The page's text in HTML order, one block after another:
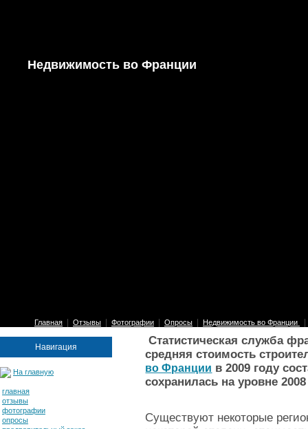
Недвижимость во Франции
Главная Отзывы Фотографии Опросы Недвижимость во Франции
Навигация
На главную
главная
отзывы
фотографии
опросы
Статистическая служба
средняя стоимость
во Франции в 2009 году
сохранилась на уровне
Существуют некоторые